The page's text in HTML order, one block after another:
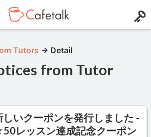
Tutors → Detail
from Tutor
しいクーポンを発行しました -
レッスン達成記念クーポン